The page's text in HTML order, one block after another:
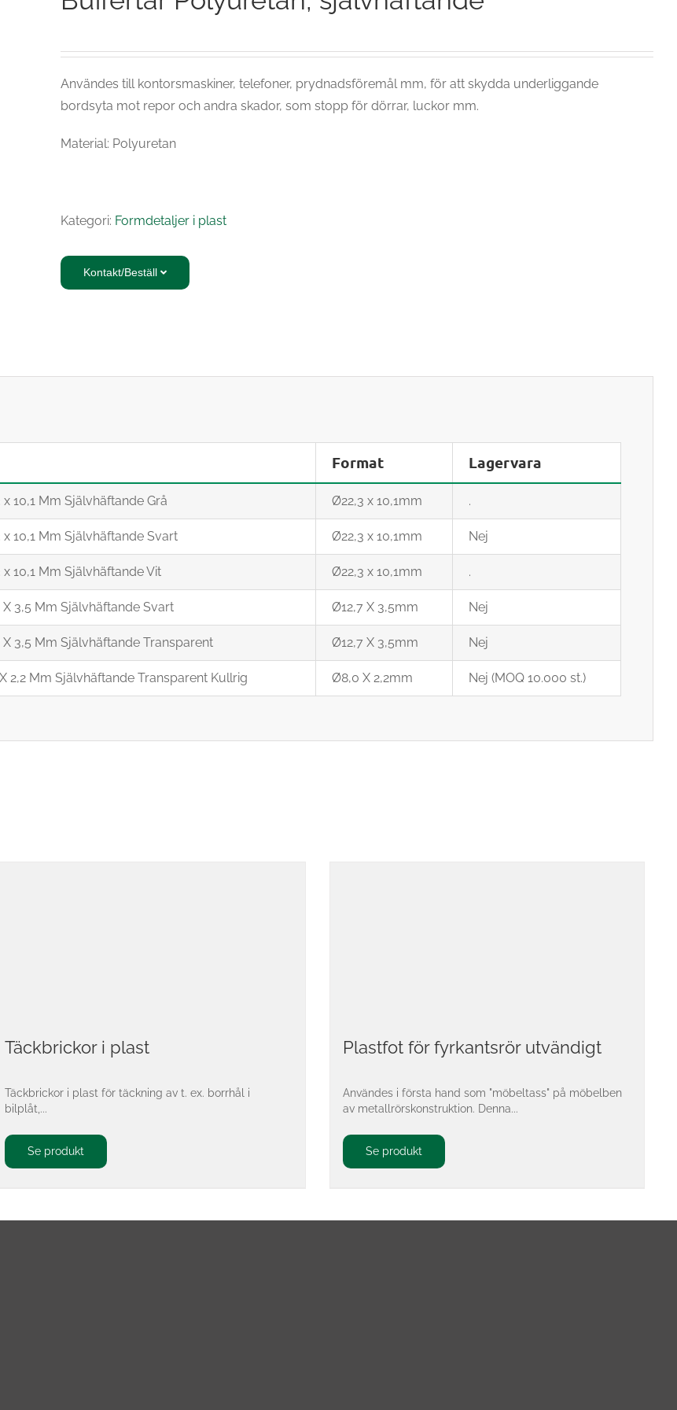
Användes till kontorsmaskiner, telefoner, prydnadsföremål mm, för att skydda underliggande
bordsyta mot repor och andra skador, som stopp för dörrar, luckor mm.
Material: Polyuretan
Kategori: Formdetaljer i plast
Kontakt/Beställ
Format Lagervara
10,1 Mm Självhäftande Grå Ø22,3 x 10,1mm .
10,1 Mm Självhäftande Svart Ø22,3 x 10,1mm Nej
10,1 Mm Självhäftande Vit Ø22,3 x 10,1mm .
3,5 Mm Självhäftande Svart Ø12,7 X 3,5mm Nej
3,5 Mm Självhäftande Transparent Ø12,7 X 3,5mm Nej
2,2 Mm Självhäftande Transparent Kullrig Ø8,0 X 2,2mm Nej (MOQ 10.000 st.)
Täckbrickor i plast
Täckbrickor i plast för täckning av t. ex. borrhål i
bilplåt,...
Se produkt
Plastfot för fyrkantsrör utvändigt
Användes i första hand som "möbeltass" på möbelben
av metallrörskonstruktion. Denna...
Se produkt